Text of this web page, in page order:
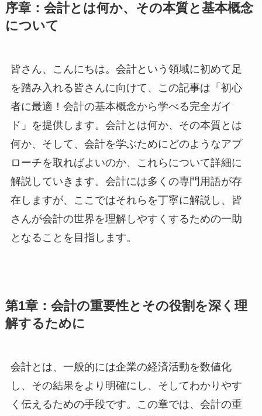
序章：会計とは何か、その本質と基本概念
について
皆さん、こんにちは。会計という領域に初めて足
を踏み入れる皆さんに向けて、この記事は「初心
者に最適！会計の基本概念から学べる完全ガイ
ド」を提供します。会計とは何か、その本質とは
何か、そして、会計を学ぶためにどのようなアプ
ローチを取ればよいのか、これらについて詳細に
解説していきます。会計には多くの専門用語が存
在しますが、ここではそれらを丁寧に解説し、皆
さんが会計の世界を理解しやすくするための一助
となることを目指します。
第1章：会計の重要性とその役割を深く理
解するために
会計とは、一般的には企業の経済活動を数値化
し、その結果をより明確にし、そしてわかりやす
く伝えるための手段です。この章では、会計の重